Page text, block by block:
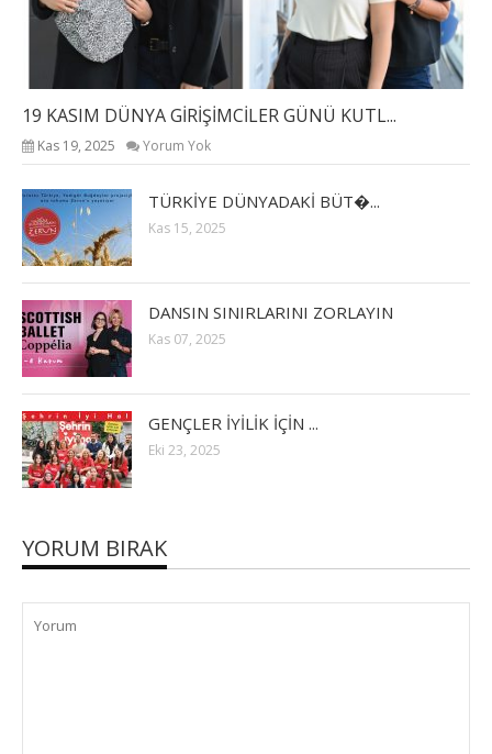
19 KASIM DÜNYA GİRİŞİMCİLER GÜNÜ KUTL...
Kas 19, 2025 Yorum Yok
TÜRKİYE DÜNYADAKİ BÜT�...
Kas 15, 2025
DANSIN SINIRLARINI ZORLAYIN
Kas 07, 2025
GENÇLER İYİLİK İÇİN ...
Eki 23, 2025
YORUM BIRAK